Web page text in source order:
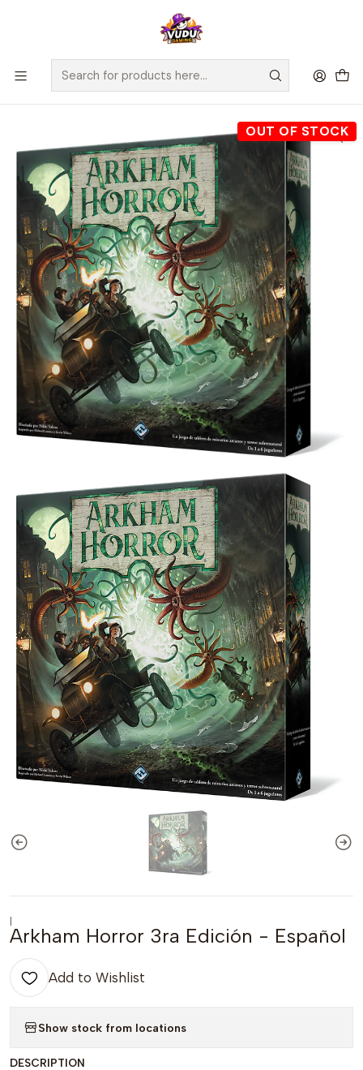
🚀 ¡Despachamos a todo Chile! Envío GRATIS a Regiones sobre
$100.000 y a RM sobre $35.000
Home Juegos de Mesa Editorial Fantasy Flight
Arkham Horror 3ra Edición - Español
OUT OF STOCK
|
Arkham Horror 3ra Edición - Español
Add to Wishlist
Show stock from locations
DESCRIPTION